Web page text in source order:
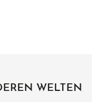
WELTEN